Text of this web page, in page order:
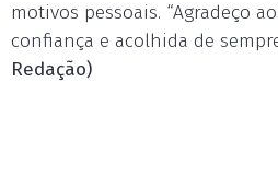
motivos pessoais. “Agradeço
confiança e acolhida de
Redação)